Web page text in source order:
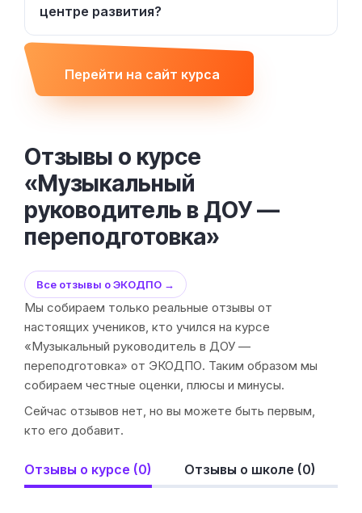
центре развития?
Перейти на сайт курса
Отзывы о курсе
«Музыкальный
руководитель в ДОУ —
переподготовка»
Все отзывы о ЭКОДПО →
Мы собираем только реальные отзывы от
настоящих учеников, кто учился на курсе
«Музыкальный руководитель в ДОУ —
переподготовка» от ЭКОДПО. Таким образом мы
собираем честные оценки, плюсы и минусы.
Сейчас отзывов нет, но вы можете быть первым,
кто его добавит.
Отзывы о курсе (0) Отзывы о школе (0)